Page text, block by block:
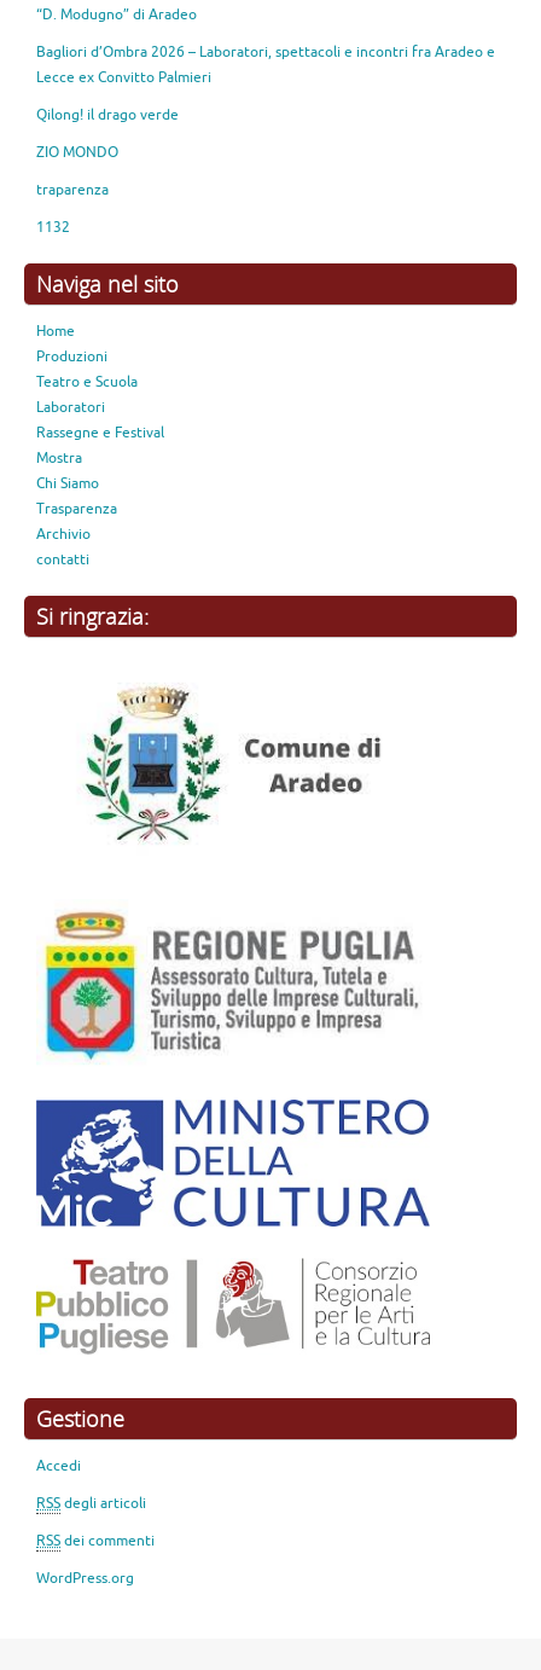
“D. Modugno” di Aradeo
Bagliori d’Ombra 2026 – Laboratori, spettacoli e incontri fra Aradeo e
Lecce ex Convitto Palmieri
Qilong! il drago verde
ZIO MONDO
traparenza
1132
Naviga nel sito
Home
Produzioni
Teatro e Scuola
Laboratori
Rassegne e Festival
Mostra
Chi Siamo
Trasparenza
Archivio
contatti
Si ringrazia:
Gestione
Accedi
RSSdegli articoli
RSSdei commenti
WordPress.org